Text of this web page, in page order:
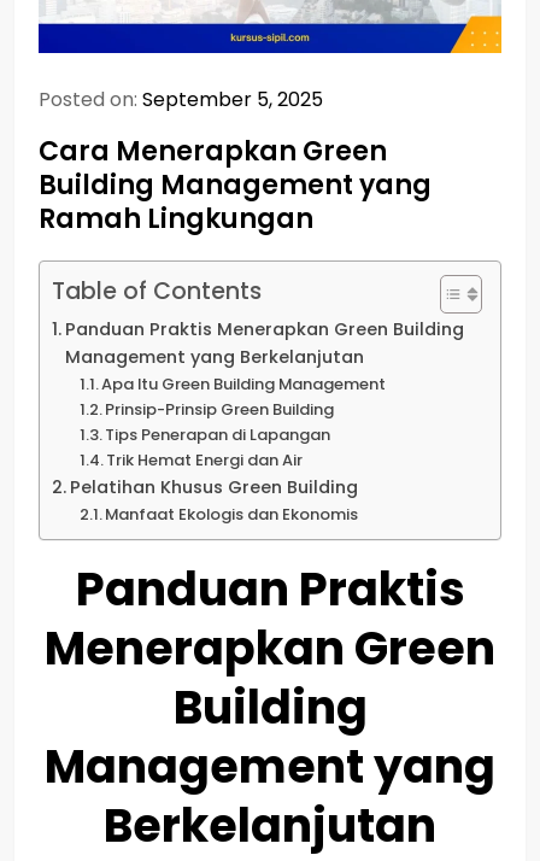
Posted on: September 5, 2025
Cara Menerapkan Green
Building Management yang
Ramah Lingkungan
Table of Contents
Panduan Praktis Menerapkan Green Building
Management yang Berkelanjutan
Apa Itu Green Building Management
Prinsip-Prinsip Green Building
Tips Penerapan di Lapangan
Trik Hemat Energi dan Air
Pelatihan Khusus Green Building
Manfaat Ekologis dan Ekonomis
Panduan Praktis
Menerapkan Green
Building
Management yang
Berkelanjutan